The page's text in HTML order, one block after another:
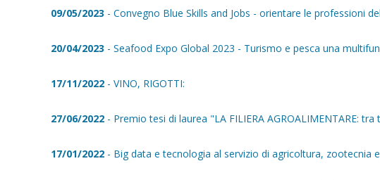
09/05/2023 - Convegno Blue Skills and Jobs - orientare le professioni
20/04/2023 - Seafood Expo Global 2023 - Turismo e pesca una
17/11/2022 - VINO, RIGOTTI:
27/06/2022 - Premio tesi di laurea "LA FILIERA AGROALIMENTARE:
17/01/2022 - Big data e tecnologia al servizio di agricoltura, zootecnia